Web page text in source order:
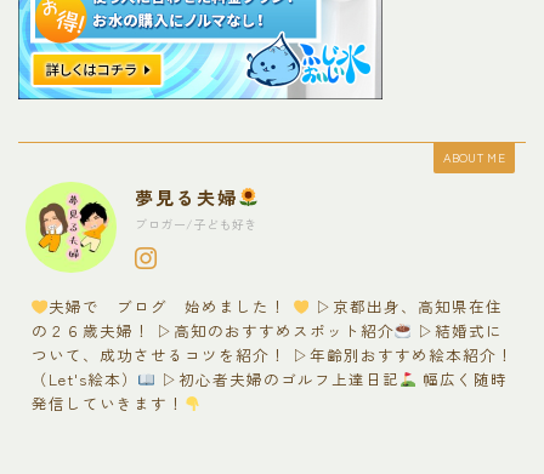
ABOUT ME
夢見る夫婦
ブロガー/子ども好き
夫婦で ブログ 始めました！
▷京都出身、高知県在住
の２６歳夫婦！ ▷高知のおすすめスポット紹介
▷結婚式に
ついて、成功させるコツを紹介！ ▷年齢別おすすめ絵本紹介！
（Let's絵本）
▷初心者夫婦のゴルフ上達日記
幅広く随時
発信していきます！